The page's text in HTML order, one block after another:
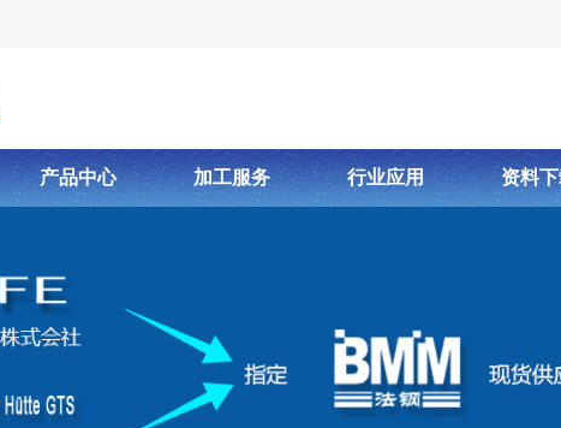
产品中心 加工服务 行业应用 资料